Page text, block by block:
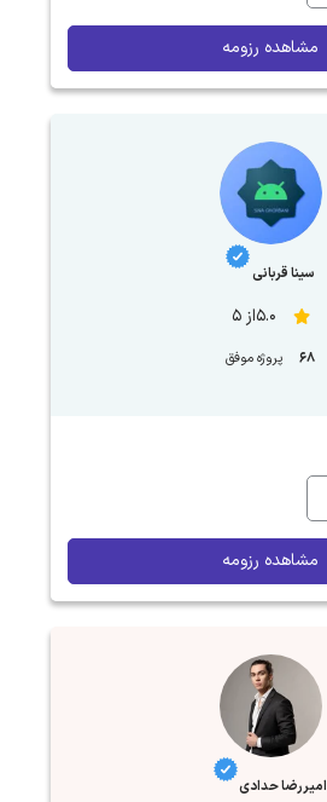
مشاهده رزومه
سینا قربانی
5.0از 5
68 پروژه موفق
مشاهده رزومه
امیررضا حدادی